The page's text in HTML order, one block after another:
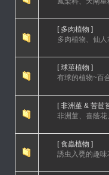
[ 多肉植物 ]
多肉植物、仙人
[ 球莖植物 ]
有球的植物~百
[ 非洲堇 & 苦苣
非洲菫、喜蔭
[ 食蟲植物 ]
誘虫入甕的趣味